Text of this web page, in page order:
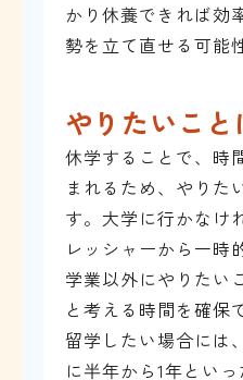
かり休養できれば効
勢を立て直せる可能
やりたいこ
休学することで、時
まれるため、やりた
す。大学に行かなけ
レッシャーから一時
学業以外にやりたい
と考える時間を確保
留学したい場合には
に半年から1年とい